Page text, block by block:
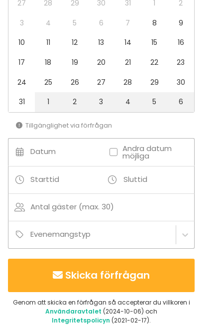
henkilöä kolmessa kahden hengen huoneessa ja
Tilläggsuppgifter om aktiviteter
ovat käytössäsi. Rantaan voit tuoda myös omia peli-
ym. harrastevälineitäsi!
27 28 29 30 31 1
2
3
4 5 6 7 8
9
10
11 12 13 14 15
16
17
18 19 20 21 22
23
24
25 26 27 28 29
30
31
1 2 3 4 5 6
Tillgänglighet via förfrågan
Datum Andra datum
möjliga
Starttid Sluttid
Antal gäster (max. 30)
Evenemangstyp
Skicka förfrågan
Genom att skicka en förfrågan så accepterar du villkoren i
Användaravtalet (2024-10-06) och
Integritetspolicyn (2021-02-17).